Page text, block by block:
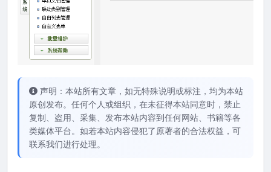
声明：本站所有文章，如无特殊说明或标注，均为本站
原创发布。任何个人或组织，在未征得本站同意时，禁止
复制、盗用、采集、发布本站内容到任何网站、书籍等各
类媒体平台。如若本站内容侵犯了原著者的合法权益，可
联系我们进行处理。